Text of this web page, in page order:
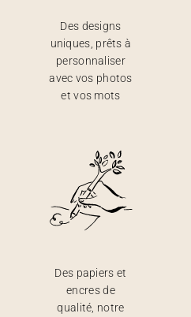
Des designs
uniques, prêts à
personnaliser
avec vos photos
et vos mots
Des papiers et
encres de
qualité, notre